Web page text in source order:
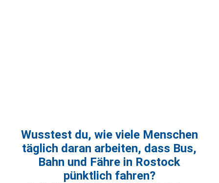
Wusstest du, wie viele Menschen
täglich daran arbeiten, dass Bus,
Bahn und Fähre in Rostock
pünktlich fahren?